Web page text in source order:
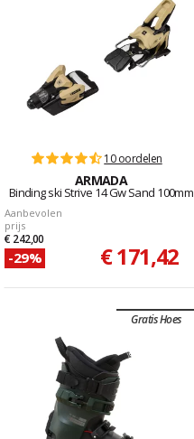
10 oordelen
ARMADA
Binding ski Strive 14 Gw Sand 100mm
Aanbevolen
prijs
€ 242,00
-29% € 171,42
Gratis Hoes